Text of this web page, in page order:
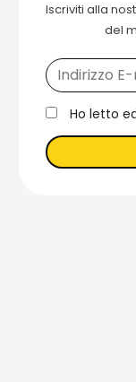
Iscriviti alla
del
Ho letto